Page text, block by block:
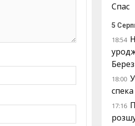
Спас
5
18:54
18:00
17:16